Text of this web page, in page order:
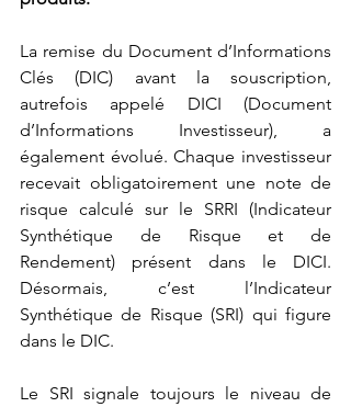
La remise du Document d’Informations
Clés (DIC) avant la souscription,
autrefois appelé DICI (Document
d’Informations Investisseur), a
également évolué. Chaque investisseur
recevait obligatoirement une note de
risque calculé sur le SRRI (Indicateur
Synthétique de Risque et de
Rendement) présent dans le DICI.
Désormais, c’est l’Indicateur
Synthétique de Risque (SRI) qui figure
dans le DIC.
Le SRI signale toujours le niveau de